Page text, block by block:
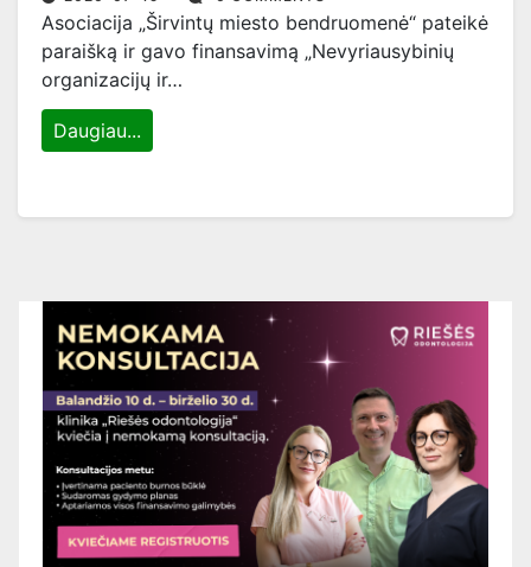
Asociacija „Širvintų miesto bendruomenė“ pateikė
paraišką ir gavo finansavimą „Nevyriausybinių
organizacijų ir…
Daugiau...